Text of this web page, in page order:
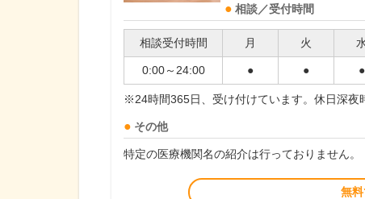
相談／受付時間
相談受付時間 月 火
0:00～24:00 ● ● ●
※24時間365日、受け付けています。休日深夜
その他
特定の医療機関名の紹介は行っておりません。
無